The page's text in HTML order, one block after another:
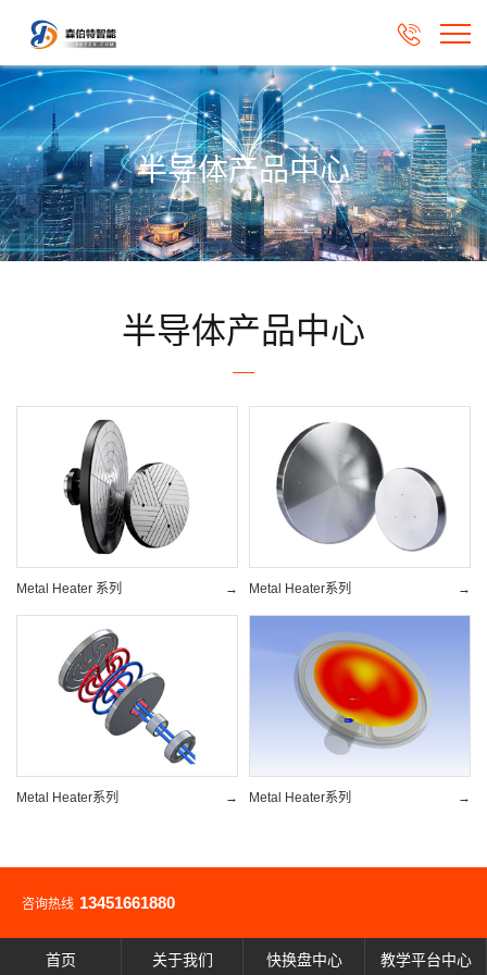

半导体产品中心
半导体产品中心
→
Metal Heater 系列 →
Metal Heater系列
→
Metal Heater系列 →
Metal Heater系列
咨询热线 13451661880
首页 关于我们 快换盘中心 教学平台中心